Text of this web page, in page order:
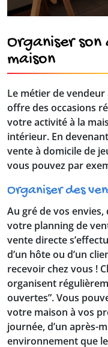
Organiser
maison
Le métier de
offre des occasions
votre activité à la
intérieur. En
vente à domicile de
vous pouvez par
Organiser des
Au gré de vos
votre planning de
vente directe
d’un hôte ou d’un
recevoir chez vous !
organisent
ouvertes”. Vous
votre maison à vos
journée, d’un après-
environnement que